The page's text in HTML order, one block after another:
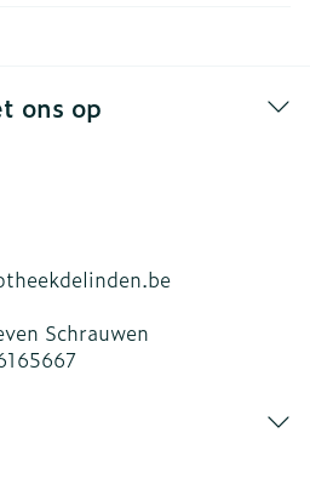
ons op
Schrauwen